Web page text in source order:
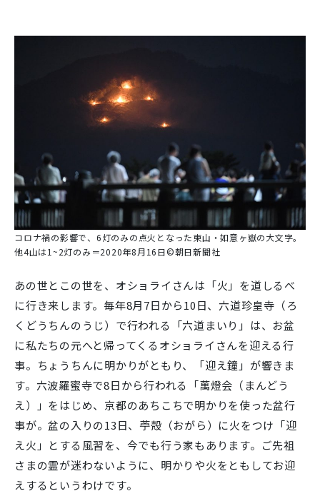
コロナ禍の影響で、6灯のみの点火となった東山・如意ヶ嶽の大文字。
他4山は1~2灯のみ＝2020年8月16日©朝日新聞社
あの世とこの世を、オショライさんは「火」を道しるべ
に行き来します。毎年8月7日から10日、六道珍皇寺（ろ
くどうちんのうじ）で行われる「六道まいり」は、お盆
に私たちの元へと帰ってくるオショライさんを迎える行
事。ちょうちんに明かりがともり、「迎え鐘」が響きま
す。六波羅蜜寺で8日から行われる「萬燈会（まんどう
え）」をはじめ、京都のあちこちで明かりを使った盆行
事が。盆の入りの13日、苧殻（おがら）に火をつけ「迎
え火」とする風習を、今でも行う家もあります。ご先祖
さまの霊が迷わないように、明かりや火をともしてお迎
えするというわけです。